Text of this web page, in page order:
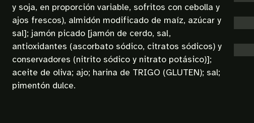
y soja, en proporción variable, sofritos con cebolla y
ajos frescos), almidón modificado de maíz, azúcar y
sal]; jamón picado [jamón de cerdo, sal,
antioxidantes (ascorbato sódico, citratos sódicos) y
conservadores (nitrito sódico y nitrato potásico)];
aceite de oliva; ajo; harina de TRIGO (GLUTEN); sal;
pimentón dulce.